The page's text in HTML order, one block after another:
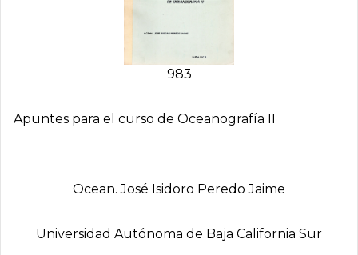
983
Apuntes para el curso de Oceanografía II
Ocean. José Isidoro Peredo Jaime
Universidad Autónoma de Baja California Sur